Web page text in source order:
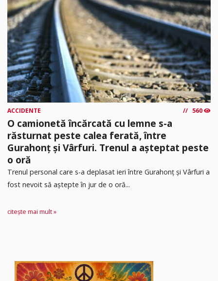
ACCIDENTE 560
O camionetă încărcată cu lemne s-a
răsturnat peste calea ferată, între
Gurahonț și Vârfuri. Trenul a așteptat peste
o oră
Trenul personal care s-a deplasat ieri între Gurahonț și Vârfuri a
fost nevoit să aștepte în jur de o oră...
citește mai mult »